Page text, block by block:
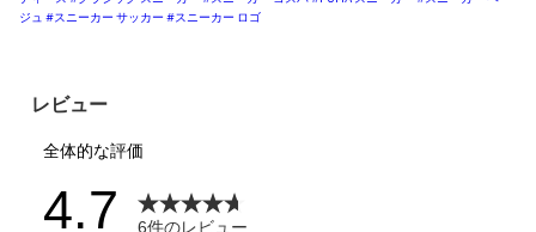
ジュ #スニーカー サッカー #スニーカー ロゴ